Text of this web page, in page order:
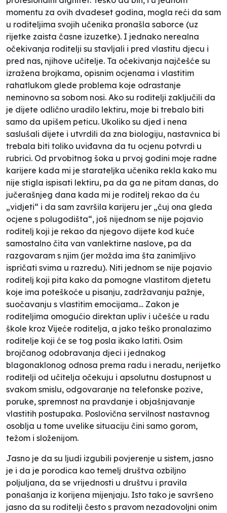
momentu za ovih dvadeset godina, mogla reći da sam
u roditeljima svojih učenika pronašla saborce (uz
rijetke zaista časne izuzetke). I jednako nerealna
očekivanja roditelji su stavljali i pred vlastitu djecu i
pred nas, njihove učitelje. Ta očekivanja najčešće su
izražena brojkama, opisnim ocjenama i vlastitim
rahatlukom glede problema koje odrastanje
neminovno sa sobom nosi. Ako su roditelji zaključili da
je dijete odlično uradilo lektiru, moje bi trebalo biti
samo da upišem peticu. Ukoliko su djed i nena
saslušali dijete i utvrdili da zna biologiju, nastavnica bi
trebala biti toliko uviđavna da tu ocjenu potvrdi u
rubrici. Od prvobitnog šoka u prvoj godini moje radne
karijere kada mi je starateljka učenika rekla kako mu
nije stigla ispisati lektiru, pa da ga ne pitam danas, do
jučerašnjeg dana kada mi je roditelj rekao da ću
„vidjeti“ i da sam završila karijeru jer „čuj ona gleda
ocjene s polugodišta“, još nijednom se nije pojavio
roditelj koji je rekao da njegovo dijete kod kuće
samostalno čita van vanlektirne naslove, pa da
razgovaram s njim (jer možda ima šta zanimljivo
ispričati svima u razredu). Niti jednom se nije pojavio
roditelj koji pita kako da pomogne vlastitom djetetu
koje ima poteškoće u pisanju, zadržavanju pažnje,
suočavanju s vlastitim emocijama… Zakon je
roditeljima omogućio direktan upliv i učešće u radu
škole kroz Vijeće roditelja, a jako teško pronalazimo
roditelje koji će se tog posla ikako latiti. Osim
brojčanog odobravanja djeci i jednakog
blagonaklonog odnosa prema radu i neradu, nerijetko
roditelji od učitelja očekuju i apsolutnu dostupnost u
svakom smislu, odgovaranje na telefonske pozive,
poruke, spremnost na pravdanje i objašnjavanje
vlastitih postupaka. Poslovična servilnost nastavnog
osoblja u tome uvelike situaciju čini samo gorom,
težom i složenijom.
Jasno je da su ljudi izgubili povjerenje u sistem, jasno
je i da je porodica kao temelj društva ozbiljno
poljuljana, da se vrijednosti u društvu i pravila
ponašanja iz korijena mijenjaju. Isto tako je savršeno
jasno da su roditelji često s pravom nezadovoljni onim